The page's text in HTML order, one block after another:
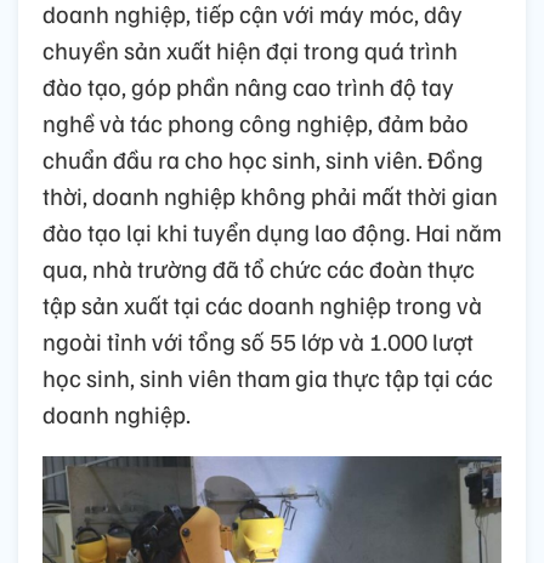
doanh nghiệp, tiếp cận với máy móc, dây
chuyền sản xuất hiện đại trong quá trình
đào tạo, góp phần nâng cao trình độ tay
nghề và tác phong công nghiệp, đảm bảo
chuẩn đầu ra cho học sinh, sinh viên. Đồng
thời, doanh nghiệp không phải mất thời gian
đào tạo lại khi tuyển dụng lao động. Hai năm
qua, nhà trường đã tổ chức các đoàn thực
tập sản xuất tại các doanh nghiệp trong và
ngoài tỉnh với tổng số 55 lớp và 1.000 lượt
học sinh, sinh viên tham gia thực tập tại các
doanh nghiệp.